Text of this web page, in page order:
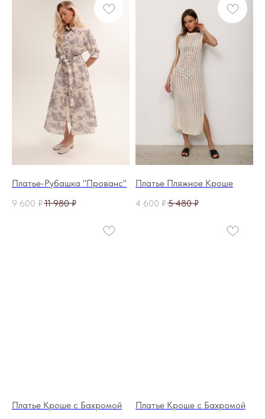
Платье-Рубашка "Прованс"
9 600 ₽11 980 ₽
Платье Пляжное Кроше
4 600 ₽5 480 ₽
Платье Кроше с Бахромой
Платье Кроше с Бахромой